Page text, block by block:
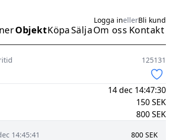
Logga inellerBli kund
ObjektKöpa SäljaOm oss Kontakt
125131
14 dec 14:47:30
150SEK
800SEK
14:45:41 800 SEK